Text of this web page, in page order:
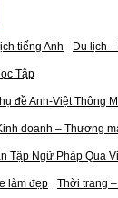
tiếng Anh Du lịch
Tập
đề Anh-Việt Thông
doanh – Thương
Tập Ngữ Pháp Qua
làm đẹp Thời trang